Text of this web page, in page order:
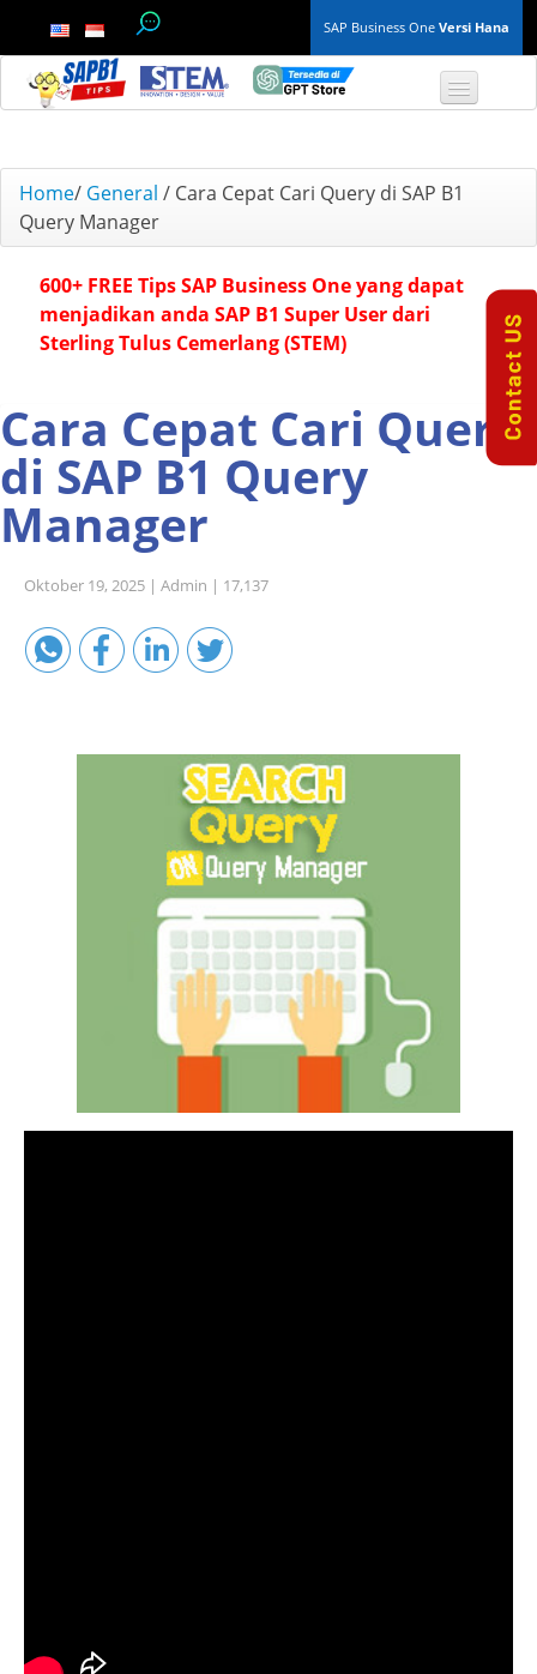
SAP Business One Versi Hana
TOP 10 B1 TIPS
Finance & Accounting
Inventory & Production
Project Management
Technical
Home/ General / Cara Cepat Cari Query di SAP B1
Query Manager
600+ FREE Tips SAP Business One yang dapat
menjadikan anda SAP B1 Super User dari
Sterling Tulus Cemerlang (STEM)
Cara Cepat Cari Query
di SAP B1 Query
Manager
Oktober 19, 2025 | Admin | 17,137